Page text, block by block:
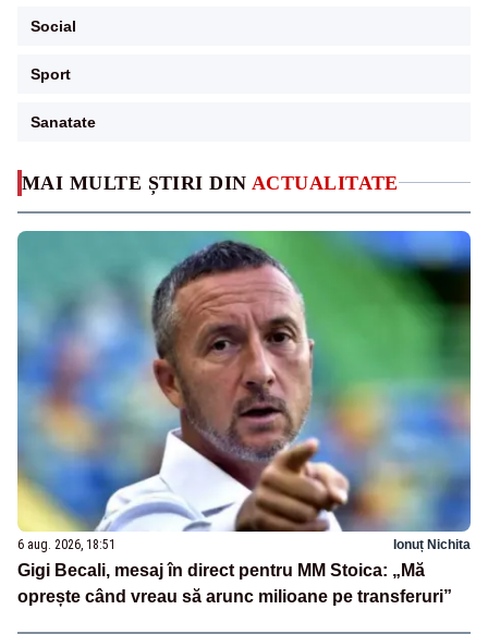
MAI MULTE ȘTIRI DIN ACTUALITATE
6 aug. 2026, 18:51 Ionuț Nichita
Gigi Becali, mesaj în direct pentru MM Stoica: „Mă
oprește când vreau să arunc milioane pe transferuri”
Social
Sport
Sanatate